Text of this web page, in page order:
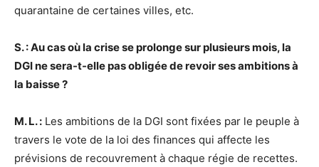
quarantaine de certaines villes, etc.
S. : Au cas où la crise se prolonge sur plusieurs mois, la
DGI ne sera-t-elle pas obligée de revoir ses ambitions à
la baisse ?
M. L. : Les ambitions de la DGI sont fixées par le peuple à
travers le vote de la loi des finances qui affecte les
prévisions de recouvrement à chaque régie de recettes.